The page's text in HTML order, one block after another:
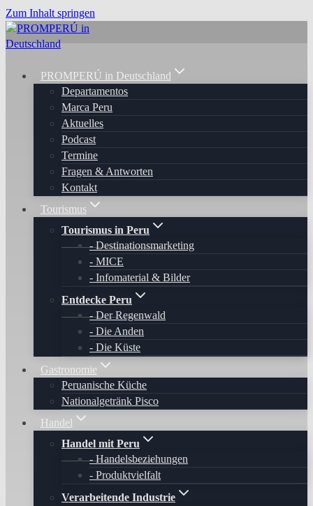
Zum Inhalt springen
PROMPERÚ in Deutschland
Departamentos
Marca Peru
Aktuelles
Podcast
Termine
Fragen & Antworten
Kontakt
Tourismus
Tourismus in Peru
Destinationsmarketing
MICE
Infomaterial & Bilder
Entdecke Peru
Der Regenwald
Die Anden
Die Küste
Gastronomie
Peruanische Küche
Nationalgetränk Pisco
Handel
Handel mit Peru
Handelsbeziehungen
Produktvielfalt
Verarbeitende Industrie